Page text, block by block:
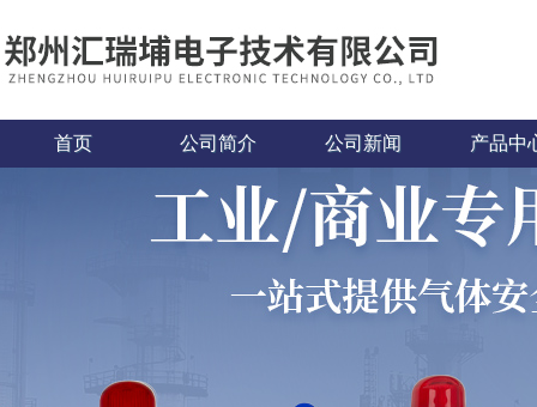
首页 公司简介 公司新闻 产品中